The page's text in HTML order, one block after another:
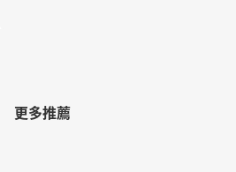
更多推薦